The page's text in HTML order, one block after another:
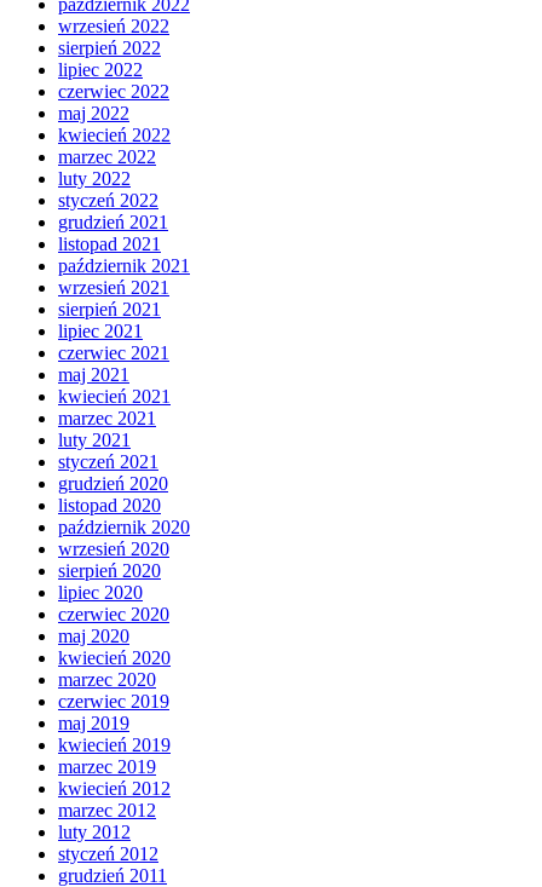
wrzesień 2022
sierpień 2022
lipiec 2022
czerwiec 2022
maj 2022
kwiecień 2022
marzec 2022
luty 2022
styczeń 2022
grudzień 2021
listopad 2021
październik 2021
wrzesień 2021
sierpień 2021
lipiec 2021
czerwiec 2021
maj 2021
kwiecień 2021
marzec 2021
luty 2021
styczeń 2021
grudzień 2020
listopad 2020
październik 2020
wrzesień 2020
sierpień 2020
lipiec 2020
czerwiec 2020
maj 2020
kwiecień 2020
marzec 2020
czerwiec 2019
maj 2019
kwiecień 2019
marzec 2019
kwiecień 2012
marzec 2012
luty 2012
styczeń 2012
grudzień 2011